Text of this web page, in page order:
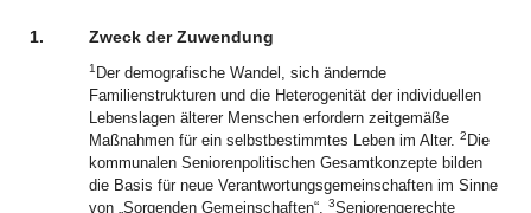
1. Zweck der Zuwendung
1 Der demografische Wandel, sich ändernde
Familienstrukturen und die Heterogenität der individuellen
Lebenslagen älterer Menschen erfordern zeitgemäße
Maßnahmen für ein selbstbestimmtes Leben im Alter. 2 Die
kommunalen Seniorenpolitischen Gesamtkonzepte bilden
die Basis für neue Verantwortungsgemeinschaften im Sinne
von „Sorgenden Gemeinschaften“. 3Seniorengerechte